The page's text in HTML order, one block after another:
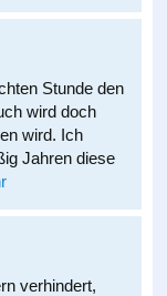
Stunde den
wird doch
wird. Ich
Jahren diese
verhindert,